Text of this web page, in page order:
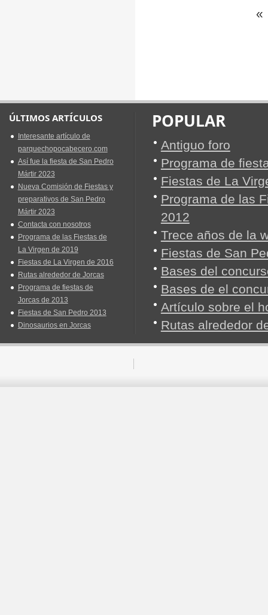
«
ÚLTIMOS ARTÍCULOS
Interesante artículo de
parquechopocabecero.com
Así fue la fiesta de San Pedro
Mártir 2023
Nueva Comisión de Fiestas y
preparativos de San Pedro
Mártir 2023
Contacta con nosotros
Programa de las Fiestas de
La Virgen de 2019
Fiestas de La Virgen de 2016
Rutas alrededor de Jorcas
Programa de fiestas de
Jorcas de 2013
Fiestas de San Pedro 2013
Dinosaurios en Jorcas
POPULAR
Antiguo foro
Programa de
Fiestas de La
Programa de las
2012
Trece años de la
Fiestas de San
Bases del
Bases de el
Artículo sobre el
Rutas alrededor